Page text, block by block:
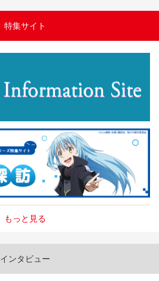
特集サイト
もっと見る
インタビュー